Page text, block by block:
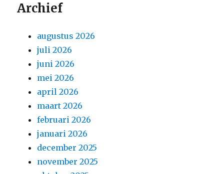
Archief
augustus 2026
juli 2026
juni 2026
mei 2026
april 2026
maart 2026
februari 2026
januari 2026
december 2025
november 2025